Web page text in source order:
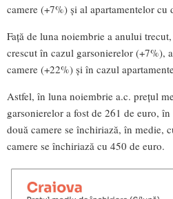
camere (+7%) și al apartamentelor cu
Față de luna noiembrie a anului
crescut în cazul garsonierelor (+7%),
camere (+22%) și în cazul
Astfel, în luna noiembrie a.c. prețul
garsonierelor a fost de 261 de euro,
două camere se închiriază, în medie,
camere se închiriază cu 450 de euro.